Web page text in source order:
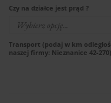
Czy na działce jest prąd ?
Transport (podaj w km
naszej firmy: Nieznanice 42-270)